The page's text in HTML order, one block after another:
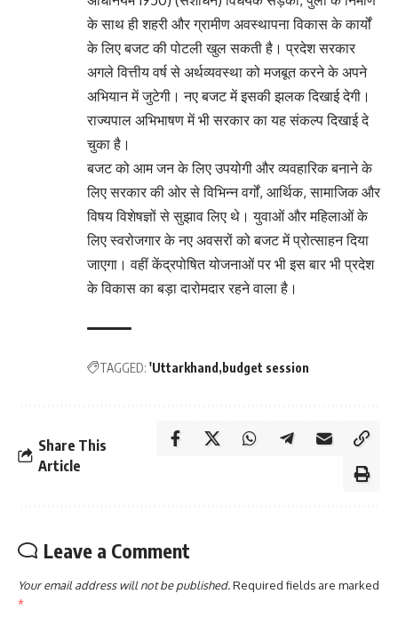
के साथ ही शहरी और ग्रामीण अवस्थापना विकास के कार्यों
के लिए बजट की पोटली खुल सकती है। प्रदेश सरकार
अगले वित्तीय वर्ष से अर्थव्यवस्था को मजबूत करने के अपने
अभियान में जुटेगी। नए बजट में इसकी झलक दिखाई देगी।
राज्यपाल अभिभाषण में भी सरकार का यह संकल्प दिखाई दे
चुका है।
बजट को आम जन के लिए उपयोगी और व्यवहारिक बनाने के
लिए सरकार की ओर से विभिन्न वर्गों, आर्थिक, सामाजिक और
विषय विशेषज्ञों से सुझाव लिए थे। युवाओं और महिलाओं के
लिए स्वरोजगार के नए अवसरों को बजट में प्रोत्साहन दिया
जाएगा। वहीं केंद्रपोषित योजनाओं पर भी इस बार भी प्रदेश
के विकास का बड़ा दारोमदार रहने वाला है।
TAGGED: 'Uttarkhand budget session
Share This
Article
Leave a Comment
Your email address will not be published.Required fields are marked
*